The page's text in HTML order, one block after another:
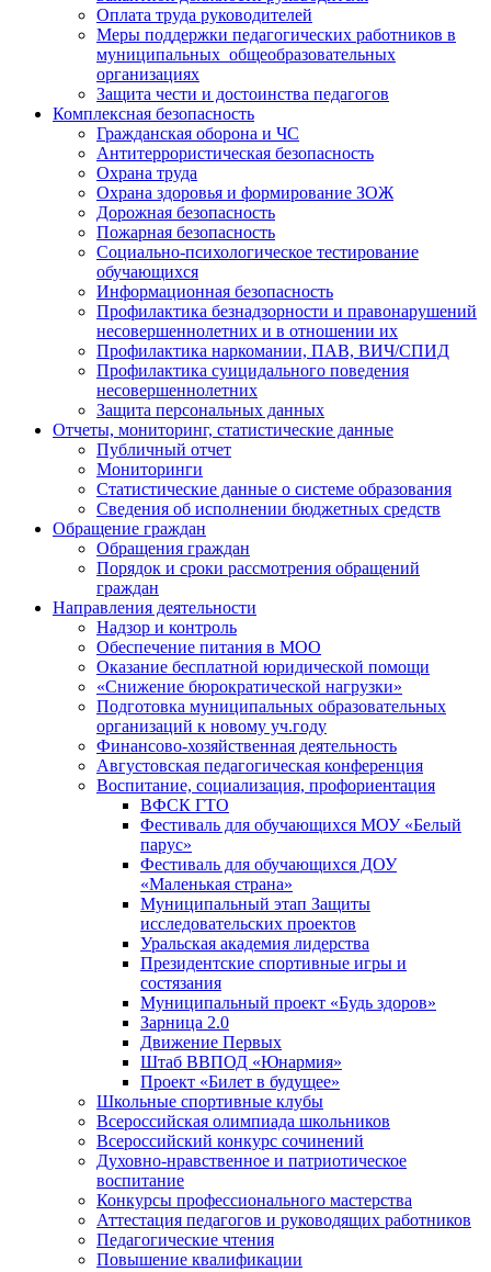
Оплата труда руководителей
Меры поддержки педагогических работников в
муниципальных общеобразовательных
организациях
Защита чести и достоинства педагогов
Комплексная безопасность
Гражданская оборона и ЧС
Антитеррористическая безопасность
Охрана труда
Охрана здоровья и формирование ЗОЖ
Дорожная безопасность
Пожарная безопасность
Социально-психологическое тестирование
обучающихся
Информационная безопасность
Профилактика безнадзорности и правонарушений
несовершеннолетних и в отношении их
Профилактика наркомании, ПАВ, ВИЧ/СПИД
Профилактика суицидального поведения
несовершеннолетних
Защита персональных данных
Отчеты, мониторинг, статистические данные
Публичный отчет
Мониторинги
Статистические данные о системе образования
Сведения об исполнении бюджетных средств
Обращение граждан
Обращения граждан
Порядок и сроки рассмотрения обращений
граждан
Направления деятельности
Надзор и контроль
Обеспечение питания в МОО
Оказание бесплатной юридической помощи
«Снижение бюрократической нагрузки»
Подготовка муниципальных образовательных
организаций к новому уч.году
Финансово-хозяйственная деятельность
Августовская педагогическая конференция
Воспитание, социализация, профориентация
ВФСК ГТО
Фестиваль для обучающихся МОУ «Белый
парус»
Фестиваль для обучающихся ДОУ
«Маленькая страна»
Муниципальный этап Защиты
исследовательских проектов
Уральская академия лидерства
Президентские спортивные игры и
состязания
Муниципальный проект «Будь здоров»
Зарница 2.0
Движение Первых
Штаб ВВПОД «Юнармия»
Проект «Билет в будущее»
Школьные спортивные клубы
Всероссийская олимпиада школьников
Всероссийский конкурс сочинений
Духовно-нравственное и патриотическое
воспитание
Конкурсы профессионального мастерства
Аттестация педагогов и руководящих работников
Педагогические чтения
Повышение квалификации